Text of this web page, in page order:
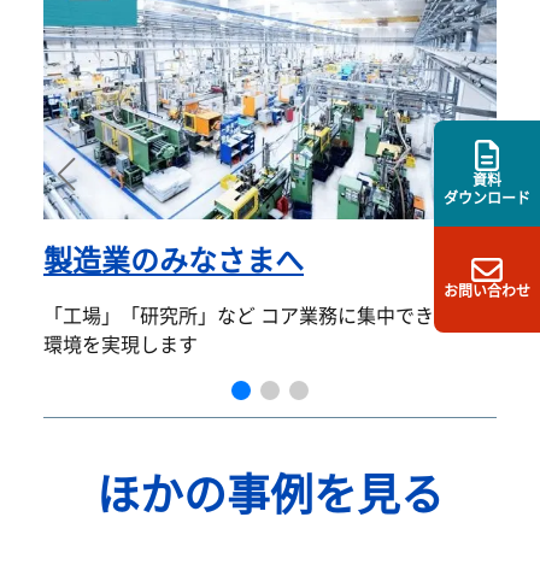
資料
ダウンロード
お問い合わせ
製造業のみなさまへ
「工場」「研究所」など コア業務に集中できる施設
環境を実現します
ほかの事例を見る